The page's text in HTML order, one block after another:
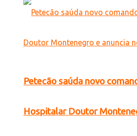
Petecão saúda novo
Hospitalar Doutor